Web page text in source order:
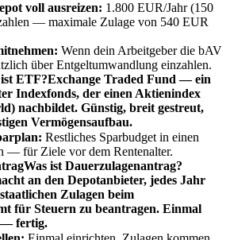
voll ausreizen: 1.800 EUR/Jahr (150
— maximale Zulage von 540 EUR
Wenn dein Arbeitgeber die bAV
über Entgeltumwandlung einzahlen.
ETF?Exchange Traded Fund — ein
Indexfonds, der einen Aktienindex
nachbildet. Günstig, breit gestreut,
Vermögensaufbau.
Restliches Sparbudget in einen
— für Ziele vor dem Rentenalter.
Was ist Dauerzulagenantrag?
an den Depotanbieter, jedes Jahr
Zulagen beim
für Steuern zu beantragen. Einmal
— fertig.